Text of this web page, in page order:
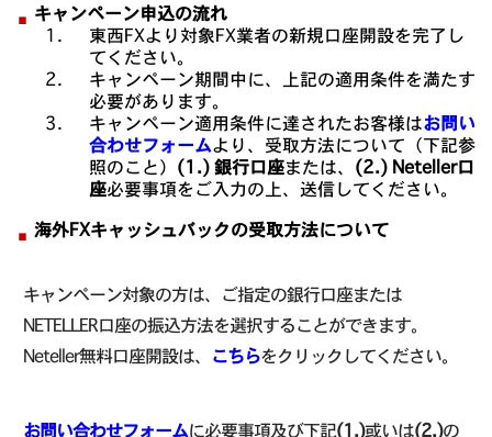
キャンペーン申込の流れ
東西FXより対象FX業者の新規口座開設を完了し
てください。
キャンペーン期間中に、上記の適用条件を満たす
必要があります。
キャンペーン適用条件に達されたお客様はお問い
合わせフォームより、受取方法について（下記参
照のこと） (1.) 銀行口座または、 (2.) Neteller口
座必要事項をご入力の上、送信してください。
海外FXキャッシュバックの受取方法について
キャンペーン対象の方は、ご指定の銀行口座または
NETELLER口座の振込方法を選択することができます。
Neteller無料口座開設は、 こちらをクリックしてください。
お問い合わせフォームに必要事項及び下記(1.)或いは(2.)の